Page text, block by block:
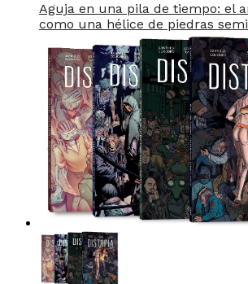
Aguja en una pila de tiempo: el
como una hélice de piedras